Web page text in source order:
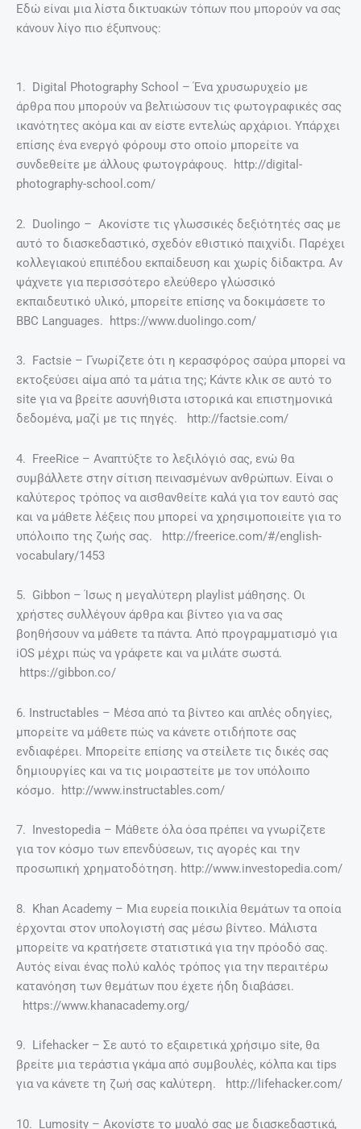
Εδώ είναι μια λίστα δικτυακών τόπων που μπορούν να σας
κάνουν λίγο πιο έξυπνους:
1. Digital Photography School – Ένα χρυσωρυχείο με
άρθρα που μπορούν να βελτιώσουν τις φωτογραφικές σας
ικανότητες ακόμα και αν είστε εντελώς αρχάριοι. Υπάρχει
επίσης ένα ενεργό φόρουμ στο οποίο μπορείτε να
συνδεθείτε με άλλους φωτογράφους. http://digital-
photography-school.com/
2. Duolingo – Ακονίστε τις γλωσσικές δεξιότητές σας με
αυτό το διασκεδαστικό, σχεδόν εθιστικό παιχνίδι. Παρέχει
κολλεγιακού επιπέδου εκπαίδευση και χωρίς δίδακτρα. Αν
ψάχνετε για περισσότερο ελεύθερο γλώσσικό
εκπαιδευτικό υλικό, μπορείτε επίσης να δοκιμάσετε το
BBC Languages. https://www.duolingo.com/
3. Factsie – Γνωρίζετε ότι η κερασφόρος σαύρα μπορεί να
εκτοξεύσει αίμα από τα μάτια της; Κάντε κλικ σε αυτό το
site για να βρείτε ασυνήθιστα ιστορικά και επιστημονικά
δεδομένα, μαζί με τις πηγές. http://factsie.com/
4. FreeRice – Αναπτύξτε το λεξιλόγιό σας, ενώ θα
συμβάλλετε στην σίτιση πεινασμένων ανθρώπων. Είναι ο
καλύτερος τρόπος να αισθανθείτε καλά για τον εαυτό σας
και να μάθετε λέξεις που μπορεί να χρησιμοποιείτε για το
υπόλοιπο της ζωής σας. http://freerice.com/#/english-
vocabulary/1453
5. Gibbon – Ίσως η μεγαλύτερη playlist μάθησης. Οι
χρήστες συλλέγουν άρθρα και βίντεο για να σας
βοηθήσουν να μάθετε τα πάντα. Από προγραμματισμό για
iOS μέχρι πώς να γράφετε και να μιλάτε σωστά.
https://gibbon.co/
6. Instructables – Μέσα από τα βίντεο και απλές οδηγίες,
μπορείτε να μάθετε πώς να κάνετε οτιδήποτε σας
ενδιαφέρει. Μπορείτε επίσης να στείλετε τις δικές σας
δημιουργίες και να τις μοιραστείτε με τον υπόλοιπο
κόσμο. http://www.instructables.com/
7. Investopedia – Μάθετε όλα όσα πρέπει να γνωρίζετε
για τον κόσμο των επενδύσεων, τις αγορές και την
προσωπική χρηματοδότηση. http://www.investopedia.com/
8. Khan Academy – Μια ευρεία ποικιλία θεμάτων τα οποία
έρχονται στον υπολογιστή σας μέσω βίντεο. Μάλιστα
μπορείτε να κρατήσετε στατιστικά για την πρόοδό σας.
Αυτός είναι ένας πολύ καλός τρόπος για την περαιτέρω
κατανόηση των θεμάτων που έχετε ήδη διαβάσει.
https://www.khanacademy.org/
9. Lifehacker – Σε αυτό το εξαιρετικά χρήσιμο site, θα
βρείτε μια τεράστια γκάμα από συμβουλές, κόλπα και tips
για να κάνετε τη ζωή σας καλύτερη. http://lifehacker.com/
10. Lumosity – Aκονίστε το μυαλό σας με διασκεδαστικά,